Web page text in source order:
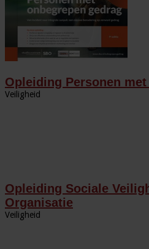
Opleiding Personen
Veiligheid
Opleiding Sociale
Organisatie
Veiligheid